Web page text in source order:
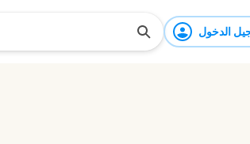
الدخول